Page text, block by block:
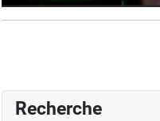
Recherche